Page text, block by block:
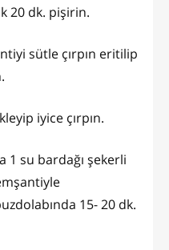
20 dk. pişirin.
sütle çırpın eritilip
iyice çırpın.
1 su bardağı şekerli
15- 20 dk.